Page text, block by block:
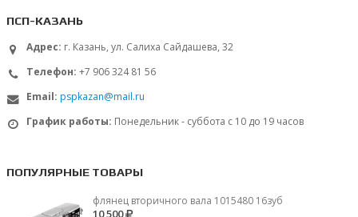
ПСП-КАЗАНЬ
Адрес: г. Казань, ул. Салиха Сайдашева, 32
Телефон: +7 906 324 81 56
Email: pspkazan@mail.ru
График работы: Понедельник - суббота с 10 до 19 часов
ПОПУЛЯРНЫЕ ТОВАРЫ
флянец вторичного вала 1015480 16зуб
10 500